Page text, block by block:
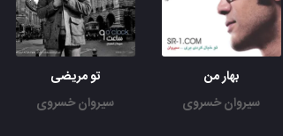
بهار من
سیروان خسروی
تو مریضی
سیروان خسروی